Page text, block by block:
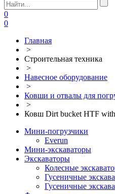
0
0
Главная
>
Строительная техника
>
Навесное оборудование
>
Ковши и отвалы для
>
Ковш Dirt bucket HTF with
Мини-погрузчики
Everun
Мини-экскаваторы
Экскаваторы
Колесные
Гусеничные
Гусеничные